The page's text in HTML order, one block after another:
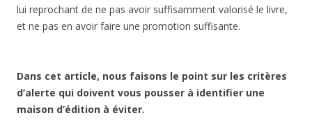
lui reprochant de ne pas avoir suffisamment valorisé le livre,
et ne pas en avoir faire une promotion suffisante.
Dans cet article, nous faisons le point sur les critères
d’alerte qui doivent vous pousser à identifier une
maison d’édition à éviter.